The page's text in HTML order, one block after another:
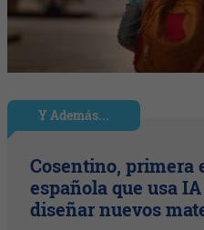
Y Además...
Cosentino, primera
española que usa
diseñar nuevos